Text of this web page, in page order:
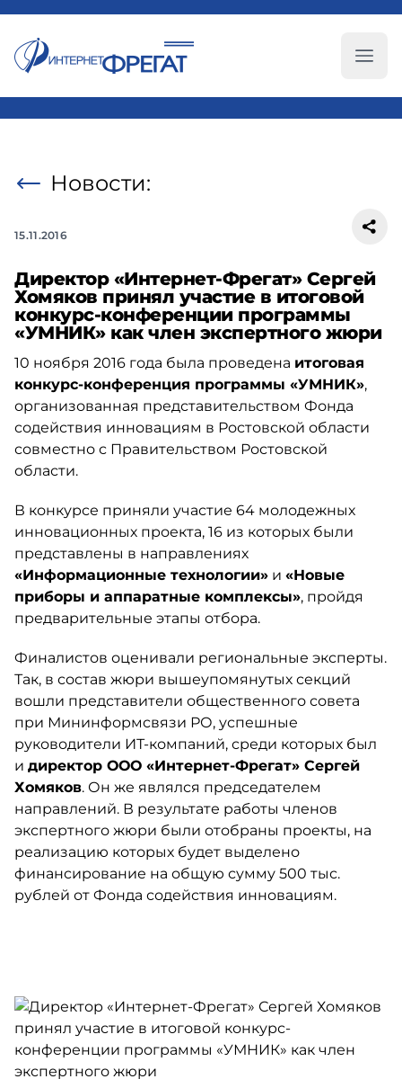
Новости:
15.11.2016
Директор «Интернет-Фрегат» Сергей
Хомяков принял участие в итоговой
конкурс-конференции программы
«УМНИК» как член экспертного жюри
10 ноября 2016 года была проведена итоговая
конкурс-конференция программы «УМНИК»,
организованная представительством Фонда
содействия инновациям в Ростовской области
совместно с Правительством Ростовской
области.
В конкурсе приняли участие 64 молодежных
инновационных проекта, 16 из которых были
представлены в направлениях
«Информационные технологии» и «Новые
приборы и аппаратные комплексы», пройдя
предварительные этапы отбора.
Финалистов оценивали региональные эксперты.
Так, в состав жюри вышеупомянутых секций
вошли представители общественного совета
при Мининформсвязи РО, успешные
руководители ИТ-компаний, среди которых был
и директор ООО «Интернет-Фрегат» Сергей
Хомяков. Он же являлся председателем
направлений. В результате работы членов
экспертного жюри были отобраны проекты, на
реализацию которых будет выделено
финансирование на общую сумму 500 тыс.
рублей от Фонда содействия инновациям.